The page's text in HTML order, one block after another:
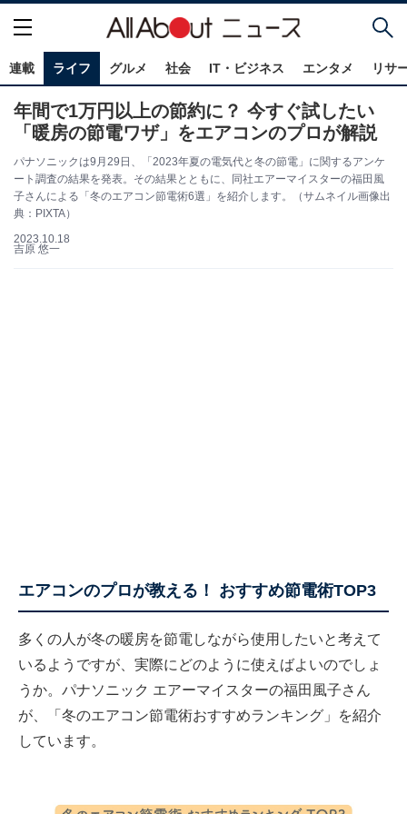
連載 ライフ グルメ 社会 IT・ビジネス エンタメ リサ
年間で1万円以上の節約に？ 今すぐ試したい
「暖房の節電ワザ」をエアコンのプロが解説
パナソニックは9月29日、「2023年夏の電気代と冬の節電」に関するアンケ
ート調査の結果を発表。その結果とともに、同社エアーマイスターの福田風
子さんによる「冬のエアコン節電術6選」を紹介します。（サムネイル画像出
典：PIXTA）
2023.10.18
吉原 悠一
エアコンのプロが教える！ おすすめ節電術TOP3
多くの人が冬の暖房を節電しながら使用したいと考えて
いるようですが、実際にどのように使えばよいのでしょ
うか。パナソニック エアーマイスターの福田風子さん
が、「冬のエアコン節電術おすすめランキング」を紹介
しています。